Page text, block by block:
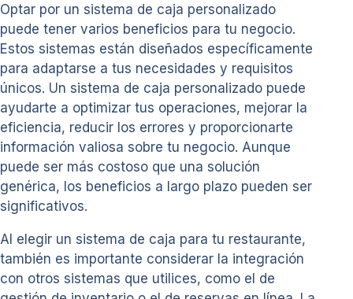
Optar por un sistema de caja personalizado
puede tener varios beneficios para tu negocio.
Estos sistemas están diseñados específicamente
para adaptarse a tus necesidades y requisitos
únicos. Un sistema de caja personalizado puede
ayudarte a optimizar tus operaciones, mejorar la
eficiencia, reducir los errores y proporcionarte
información valiosa sobre tu negocio. Aunque
puede ser más costoso que una solución
genérica, los beneficios a largo plazo pueden ser
significativos.
Al elegir un sistema de caja para tu restaurante,
también es importante considerar la integración
con otros sistemas que utilices, como el de